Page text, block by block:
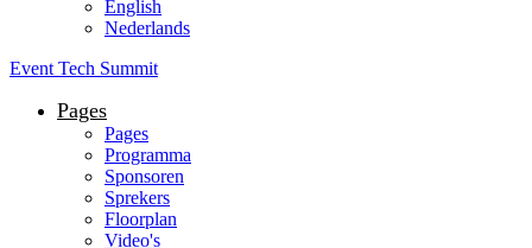
English
Nederlands
Event Tech Summit
Pages
Pages
Programma
Sponsoren
Sprekers
Floorplan
Video's